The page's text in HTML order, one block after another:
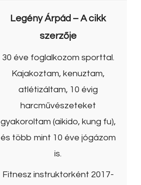
Legény Árpád – A cikk
szerzője
30 éve foglalkozom sporttal.
Kajakoztam, kenuztam,
atlétizáltam, 10 évig
harcművészeteket
gyakoroltam (aikido, kung fu),
és több mint 10 éve jógázom
is.
Fitnesz instruktorként 2017-